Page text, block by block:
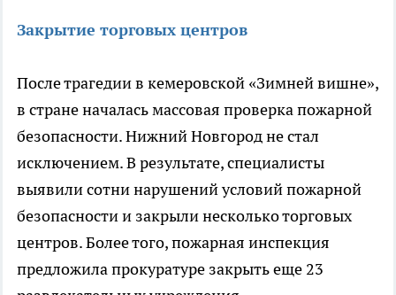
Закрытие торговых центров
После трагедии в кемеровской «Зимней вишне»,
в стране началась массовая проверка пожарной
безопасности. Нижний Новгород не стал
исключением. В результате, специалисты
выявили сотни нарушений условий пожарной
безопасности и закрыли несколько торговых
центров. Более того, пожарная инспекция
предложила прокуратуре закрыть еще 23